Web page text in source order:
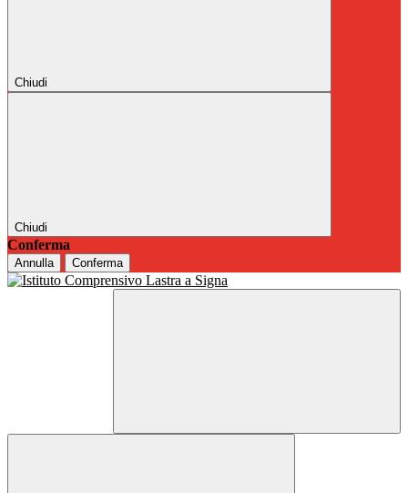
Chiudi
Chiudi
Conferma
Annulla Conferma